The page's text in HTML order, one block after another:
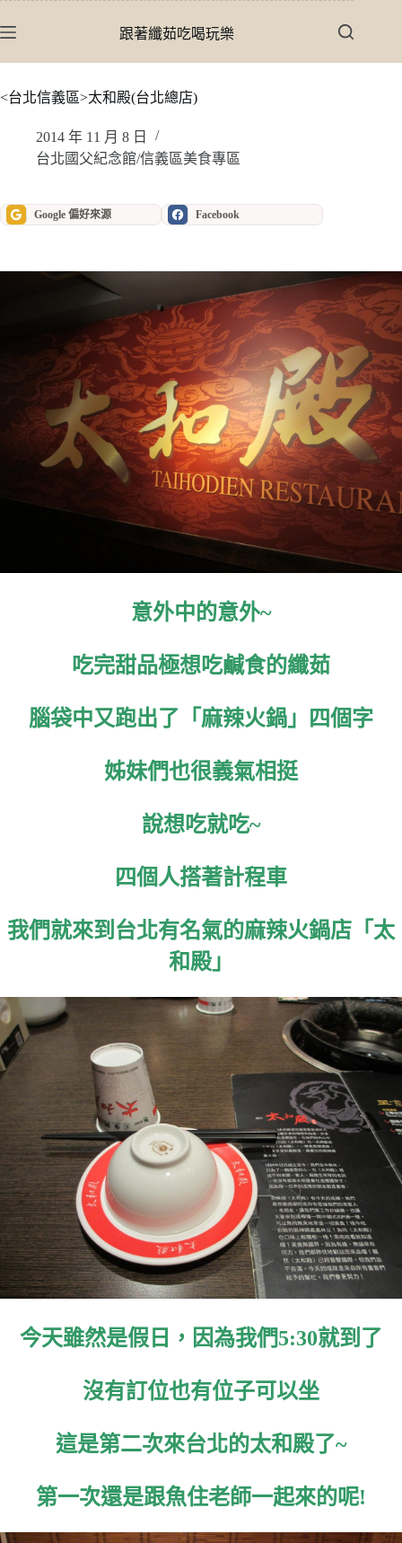
至
內
跟著纖茹吃喝玩樂
<台北信義區>太和殿(台北總店)
2014 年 11 月 8 日
台北國父紀念館/信義區美食專區
Google 偏好來源 Facebook
意外中的意外~
吃完甜品極想吃鹹食的纖茹
腦袋中又跑出了「麻辣火鍋」四個字
姊妹們也很義氣相挺
說想吃就吃~
四個人搭著計程車
我們就來到台北有名氣的麻辣火鍋店「太
和殿」
今天雖然是假日，因為我們5:30就到了
沒有訂位也有位子可以坐
這是第二次來台北的太和殿了~
第一次還是跟魚住老師一起來的呢!